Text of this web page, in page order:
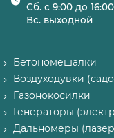
Сб. с 9:00 до 16:00
Вс. выходной
Бетономешалки
Воздуходувки
Газонокосилки
Генераторы
Дальномеры